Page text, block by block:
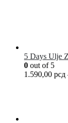
5 Days Ulje
0 out of 5
1.590,00 рсд